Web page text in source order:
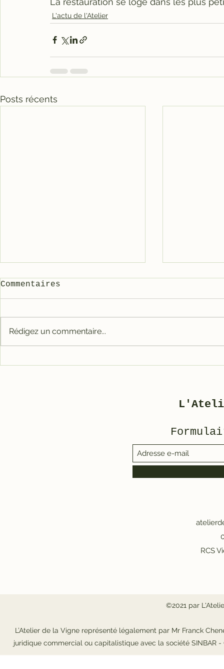
L'actu de l'Atelier
Posts récents
Commentaires
Rédigez un commentaire...
RCS
©2021 par
L’Atelier de la Vigne représenté légalement par Mr Franck
juridique commercial ou capitalistique avec la société SINBAR